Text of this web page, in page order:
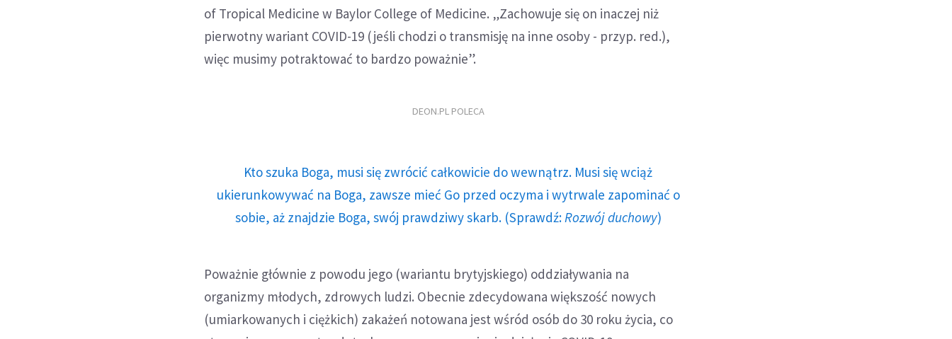
of Tropical Medicine w Baylor College of Medicine. „Zachowuje się on inaczej niż
pierwotny wariant COVID-19 (jeśli chodzi o transmisję na inne osoby - przyp. red.),
więc musimy potraktować to bardzo poważnie”.
DEON.PL POLECA
Kto szuka Boga, musi się zwrócić całkowicie do wewnątrz. Musi się wciąż
ukierunkowywać na Boga, zawsze mieć Go przed oczyma i wytrwale zapominać o
sobie, aż znajdzie Boga, swój prawdziwy skarb. (Sprawdź: Rozwój duchowy)
Poważnie głównie z powodu jego (wariantu brytyjskiego) oddziaływania na
organizmy młodych, zdrowych ludzi. Obecnie zdecydowana większość nowych
(umiarkowanych i ciężkich) zakażeń notowana jest wśród osób do 30 roku życia, co